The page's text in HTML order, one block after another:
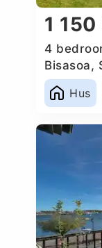
1
4
Bisasoa,
Hus